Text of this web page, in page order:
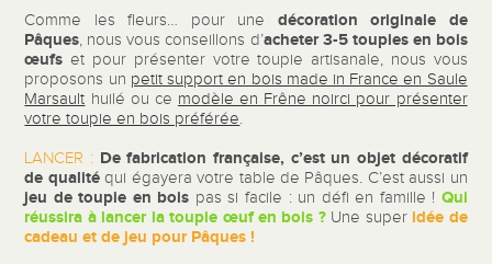
Comme les fleurs… pour une décoration originale de
Pâques, nous vous conseillons d’acheter 3-5 toupies en bois
œufs et pour présenter votre toupie artisanale, nous vous
proposons un petit support en bois made in France en Saule
Marsault huilé ou ce modèle en Frêne noirci pour présenter
votre toupie en bois préférée.
LANCER : De fabrication française, c’est un objet décoratif
de qualitéqui égayera votre table de Pâques. C’est aussi un
jeu de toupie en bois pas si facile : un défi en famille ! Qui
réussira à lancer la toupie œuf en bois ? Une superidée de
cadeau et de jeu pour Pâques !